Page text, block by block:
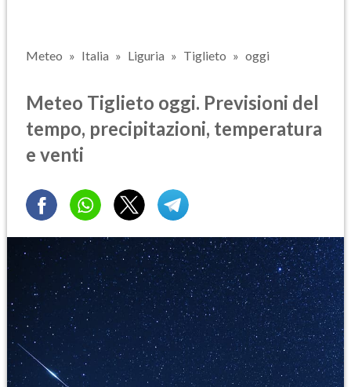
Meteo Italia Liguria Tiglieto oggi
Meteo Tiglieto oggi. Previsioni del
tempo, precipitazioni, temperatura
e venti